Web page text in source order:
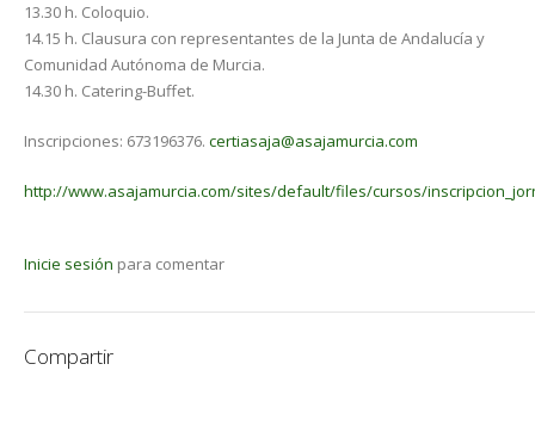
13.30 h. Coloquio.
14.15 h. Clausura con representantes de la Junta de Andalucía y
Comunidad Autónoma de Murcia.
14.30 h. Catering-Buffet.
Inscripciones: 673196376. certiasaja@asajamurcia.com
http://www.asajamurcia.com/sites/default/files/cursos/
Inicie sesión para comentar
Compartir